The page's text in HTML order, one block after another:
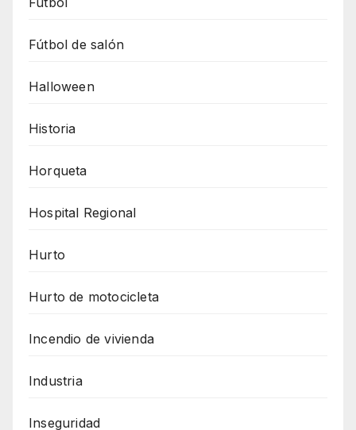
Fútbol de salón
Halloween
Historia
Horqueta
Hospital Regional
Hurto
Hurto de motocicleta
Incendio de vivienda
Industria
Inseguridad